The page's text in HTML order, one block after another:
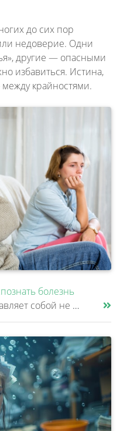
до сих пор
недоверие. Одни
другие — опасными
избавиться. Истина,
между крайностями.
болезнь
Депрессия у взрослых представляет собой не просто временное ухудшение настроения, а клиническое расстройство, затрагиваю......